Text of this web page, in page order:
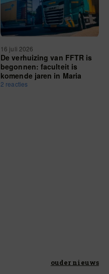
16 juli 2026
De verhuizing van FFTR is
begonnen: faculteit is
komende jaren in Maria
Montessorigebouw te
2 reacties
ouder nieuws